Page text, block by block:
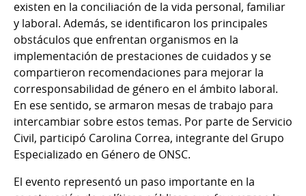
existen en la conciliación de la vida personal, familiar
y laboral. Además, se identificaron los principales
obstáculos que enfrentan organismos en la
implementación de prestaciones de cuidados y se
compartieron recomendaciones para mejorar la
corresponsabilidad de género en el ámbito laboral.
En ese sentido, se armaron mesas de trabajo para
intercambiar sobre estos temas. Por parte de Servicio
Civil, participó Carolina Correa, integrante del Grupo
Especializado en Género de ONSC.
El evento representó un paso importante en la